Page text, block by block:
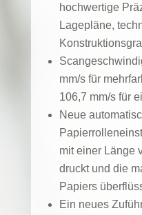
hochwertige
Lagepläne,
mm/s für
106,7 mm/s für
Neue
mit einer Länge
druckt und die
Papiers
Ein neues